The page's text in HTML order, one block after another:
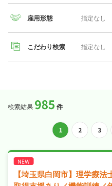
医療キャリアナビでは、理学療
ど希望条件で検索することはも
だけでは見えにくい部分は、代
雇用形態 指定なし
こだわり検索 指定なし
検索結果 985 件
稿
ナ
1 2 3
【埼玉県白岡市】理学療